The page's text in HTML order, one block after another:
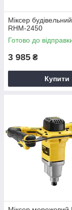
Міксер
RHM-2450
Готово до
3 985 ₴
Купити